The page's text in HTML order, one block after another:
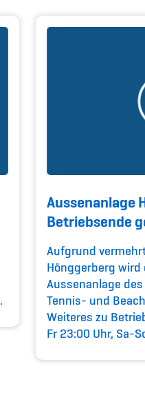
Aussenanlage
Betriebsende
Aufgrund
Hönggerberg wird
Aussenanlage
Tennis- und
Weiteres zu
Fr 23:00 Uhr, Sa-